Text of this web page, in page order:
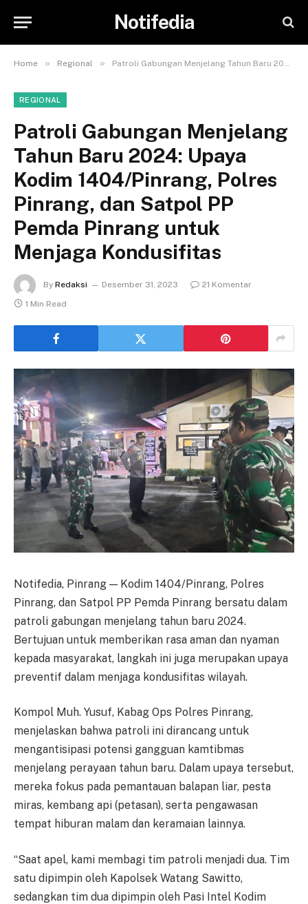
Notifedia
Home » Regional » Patroli Gabungan Menjelang Tahun Baru 2024: Upaya Kodim 1404/Pinrang, Polres Pinrang, dan Satpol PP Pemda Pinrang untuk Menjaga Kondusifitas
REGIONAL
Patroli Gabungan Menjelang
Tahun Baru 2024: Upaya
Kodim 1404/Pinrang, Polres
Pinrang, dan Satpol PP
Pemda Pinrang untuk
Menjaga Kondusifitas
By Redaksi Desember 31, 2023
21 Komentar
1 Min Read
Notifedia, Pinrang — Kodim 1404/Pinrang, Polres
Pinrang, dan Satpol PP Pemda Pinrang bersatu dalam
patroli gabungan menjelang tahun baru 2024.
Bertujuan untuk memberikan rasa aman dan nyaman
kepada masyarakat, langkah ini juga merupakan upaya
preventif dalam menjaga kondusifitas wilayah.
Kompol Muh. Yusuf, Kabag Ops Polres Pinrang,
menjelaskan bahwa patroli ini dirancang untuk
mengantisipasi potensi gangguan kamtibmas
menjelang perayaan tahun baru. Dalam upaya tersebut,
mereka fokus pada pemantauan balapan liar, pesta
miras, kembang api (petasan), serta pengawasan
tempat hiburan malam dan keramaian lainnya.
“Saat apel, kami membagi tim patroli menjadi dua. Tim
satu dipimpin oleh Kapolsek Watang Sawitto,
sedangkan tim dua dipimpin oleh Pasi Intel Kodim